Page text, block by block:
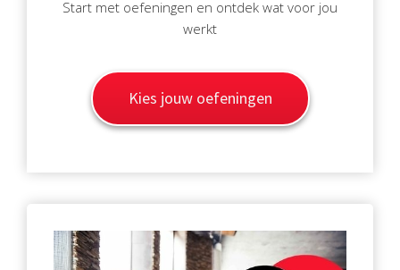
Start met oefeningen en ontdek wat voor jou
werkt
Kies jouw oefeningen